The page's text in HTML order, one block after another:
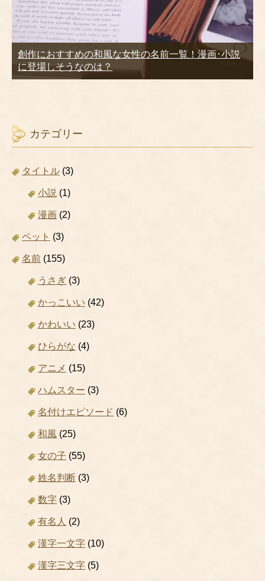
創作におすすめの和風な女性の名前一覧！漫画･小説
に登場しそうなのは？
カテゴリー
タイトル (3)
小説 (1)
漫画 (2)
ペット (3)
名前 (155)
うさぎ (3)
かっこいい (42)
かわいい (23)
ひらがな (4)
アニメ (15)
ハムスター (3)
名付けエピソード (6)
和風 (25)
女の子 (55)
姓名判断 (3)
数字 (3)
有名人 (2)
漢字一文字 (10)
漢字三文字 (5)